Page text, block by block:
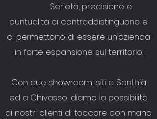
Serietà, precisione e
puntualità ci contraddistinguono e
ci permettono di essere un’azienda
in forte espansione sul territorio.
Con due showroom, siti a Santhià
ed a Chivasso, diamo la possibilità
ai nostri clienti di toccare con mano